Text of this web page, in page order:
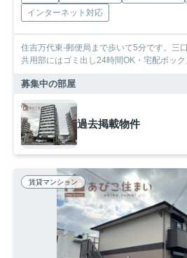
インターネット対応
住吉万代東-郵便局まで歩いて5分です。三
共用部にはゴミ出し24時間OK・宅配ボッ
募集中の部屋
過去掲載物件
賃貸マンション